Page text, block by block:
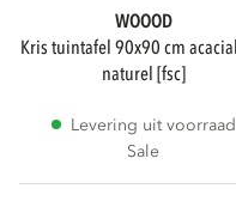
AluminiumWOOOD
kris tuintafel 90x90 cm acaciahout
naturel [fsc]
Levering uit voorraad
Sale